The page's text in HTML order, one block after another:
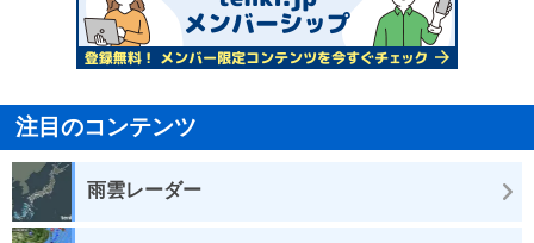
注目のコンテンツ
雨雲レーダー